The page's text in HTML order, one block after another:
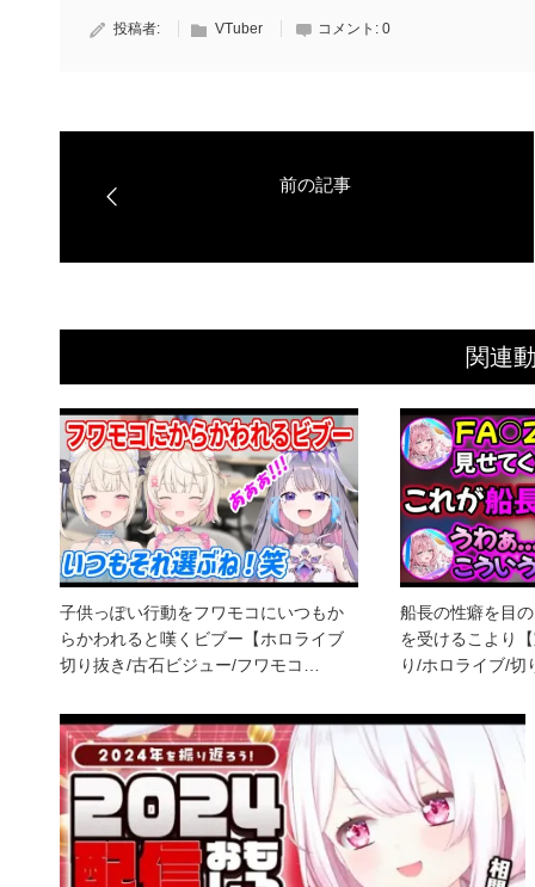
投稿者: VTuber コメント: 0
関連
子供っぽい行動をフワモコにいつもか
らかわれると嘆くビブー【ホロライブ
切り抜き/古石ビジュー/フワモコ…
船長の性癖を目
を受けるこより
り/ホロライブ/切